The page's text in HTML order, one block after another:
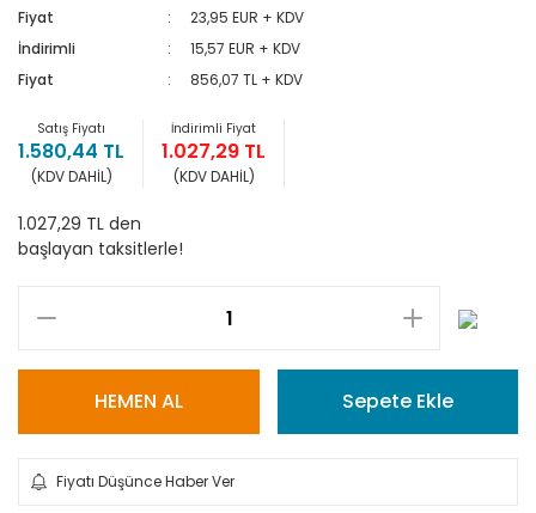
Fiyat
23,95 EUR + KDV
İndirimli
15,57 EUR + KDV
Fiyat
856,07 TL + KDV
Satış Fiyatı
1.580,44 TL
(KDV DAHİL)
İndirimli Fiyat
1.027,29 TL
(KDV DAHİL)
1.027,29 TL den
başlayan taksitlerle!
HEMEN AL Sepete Ekle
Fiyatı Düşünce Haber Ver